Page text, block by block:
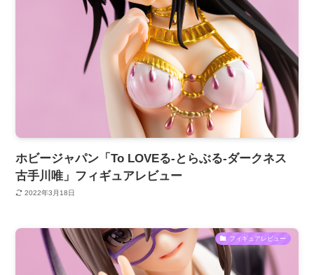
ホビージャパン「To LOVEる-とらぶる-ダークネス
古手川唯」フィギュアレビュー
2022年3月18日
フィギュアレビュー